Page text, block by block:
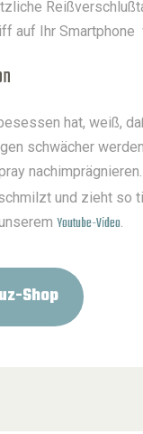
auf Ihr Smartphone
hat, weiß,
schwächer
und zieht so
Youtube-Video.
Shop